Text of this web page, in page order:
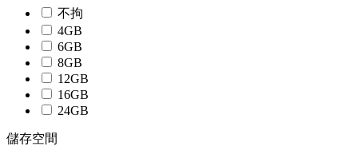
不拘
4GB
6GB
8GB
12GB
16GB
24GB
儲存空間